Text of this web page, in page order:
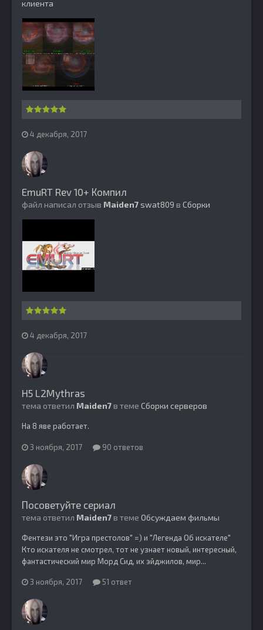
клиента
4 декабря, 2017
EmuRT Rev 10+ Компил
файл написал отзыв Maiden7 swat809 в Сборки
4 декабря, 2017
H5 L2Mythras
тема ответил Maiden7в теме Сборки серверов
На 8 яве работает.
3 ноября, 2017 90 ответов
Посоветуйте сериал
тема ответил Maiden7в теме Обсуждаем фильмы
Фентези это "Игра престолов" =) и "Легенда Об искателе"
Кто искателя не смотрел, тот не узнает новый, интересный,
фантастический мир Морд Сид, их эйджилов, мир...
3 ноября, 2017 51 ответ